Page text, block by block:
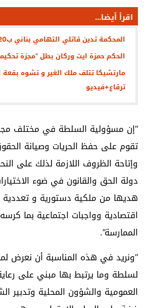
اقرأ أيضا...
المحكمة تدين قاتلي التهامي بناني ب20 سنة سجا نافذا
الحكم حمزة ايت وركان بطل “مجزة
مارتشيكا تتلف ملك الغير و تشوه
ترقاع+فيديو
“إن مسؤولية السلطة في مختلف
تقوم على حفظ الحريات وصيانة
وإتاحة الظروف اللازمة لذلك على
دولة الحق والقانون في ضوء
هديها من ملكية دستورية و تعددية
اقتصادية وواجبات اجتماعية بما
الممارسة”.
“ونريد في هذه المناسبة أن نعرض
لسلطة وما يرتبط بها مبني على
العمومية والشؤون المحلية وتدبير